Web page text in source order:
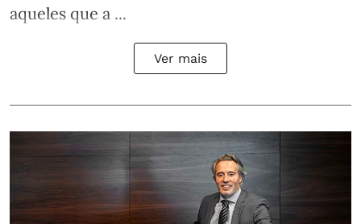
aqueles que a ...
Ver mais